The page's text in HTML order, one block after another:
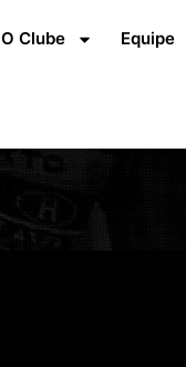
O Clube Equipe